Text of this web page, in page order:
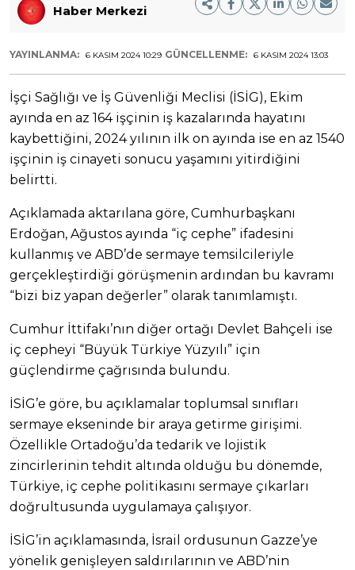
Haber Merkezi
YAYINLANMA: 6 KASIM 2024 10:29 GÜNCELLENME: 6 KASIM 2024 13:03
İşçi Sağlığı ve İş Güvenliği Meclisi (İSİG), Ekim
ayında en az 164 işçinin iş kazalarında hayatını
kaybettiğini, 2024 yılının ilk on ayında ise en az 1540
işçinin iş cinayeti sonucu yaşamını yitirdiğini
belirtti.
Açıklamada aktarılana göre, Cumhurbaşkanı
Erdoğan, Ağustos ayında “iç cephe” ifadesini
kullanmış ve ABD’de sermaye temsilcileriyle
gerçekleştirdiği görüşmenin ardından bu kavramı
“bizi biz yapan değerler” olarak tanımlamıştı.
Cumhur İttifakı’nın diğer ortağı Devlet Bahçeli ise
iç cepheyi “Büyük Türkiye Yüzyılı” için
güçlendirme çağrısında bulundu.
İSİG’e göre, bu açıklamalar toplumsal sınıfları
sermaye ekseninde bir araya getirme girişimi.
Özellikle Ortadoğu’da tedarik ve lojistik
zincirlerinin tehdit altında olduğu bu dönemde,
Türkiye, iç cephe politikasını sermaye çıkarları
doğrultusunda uygulamaya çalışıyor.
İSİG’in açıklamasında, İsrail ordusunun Gazze’ye
yönelik genişleyen saldırılarının ve ABD’nin